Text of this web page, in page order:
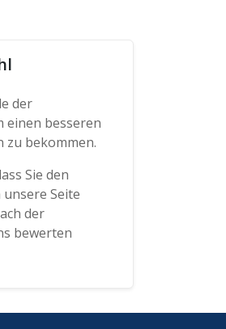
der
einen besseren
zu bekommen.
Sie den
Seite
der
bewerten